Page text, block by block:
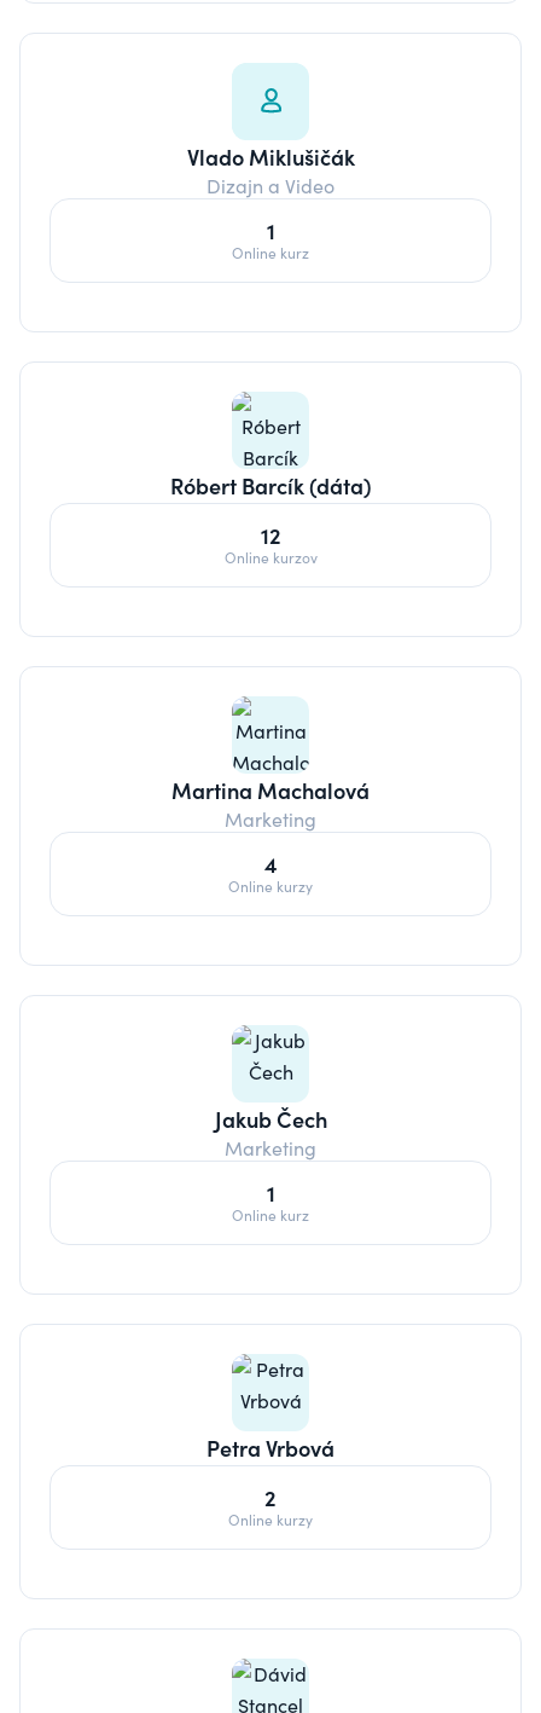
Vlado Miklušičák
Dizajn a Video
1
Online kurz
Róbert Barcík (dáta)
12
Online kurzov
Martina Machalová
Marketing
4
Online kurzy
Jakub Čech
Marketing
1
Online kurz
Petra Vrbová
2
Online kurzy